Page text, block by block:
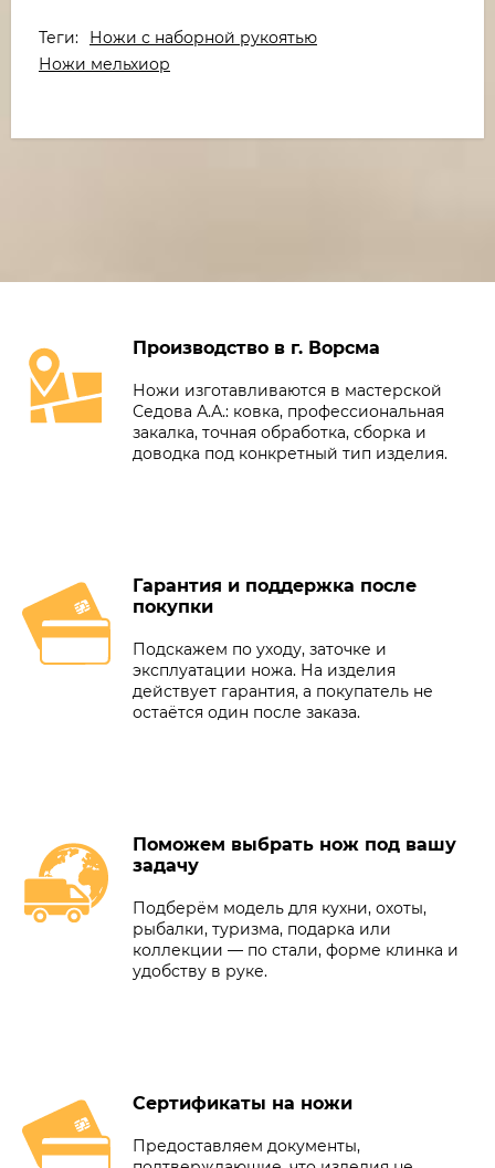
Теги:
Ножи с наборной рукоятью
Ножи мельхиор
Производство в г. Ворсма
Ножи изготавливаются в мастерской
Седова А.А.: ковка, профессиональная
закалка, точная обработка, сборка и
доводка под конкретный тип изделия.
Гарантия и поддержка после
покупки
Подскажем по уходу, заточке и
эксплуатации ножа. На изделия
действует гарантия, а покупатель не
остаётся один после заказа.
Поможем выбрать нож под вашу
задачу
Подберём модель для кухни, охоты,
рыбалки, туризма, подарка или
коллекции — по стали, форме клинка и
удобству в руке.
Сертификаты на ножи
Предоставляем документы,